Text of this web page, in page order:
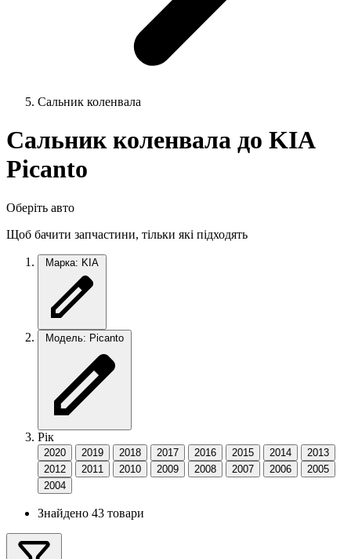
Сальник коленвала
Сальник коленвала до KIA
Picanto
Оберіть авто
Щоб бачити запчастини, тільки які підходять
Марка: KIA
Модель: Picanto
Рік
2020 2019 2018 2017 2016 2015 2014
2013
2012
2011 2010 2009 2008 2007 2006
2005
2004
Знайдено 43 товари